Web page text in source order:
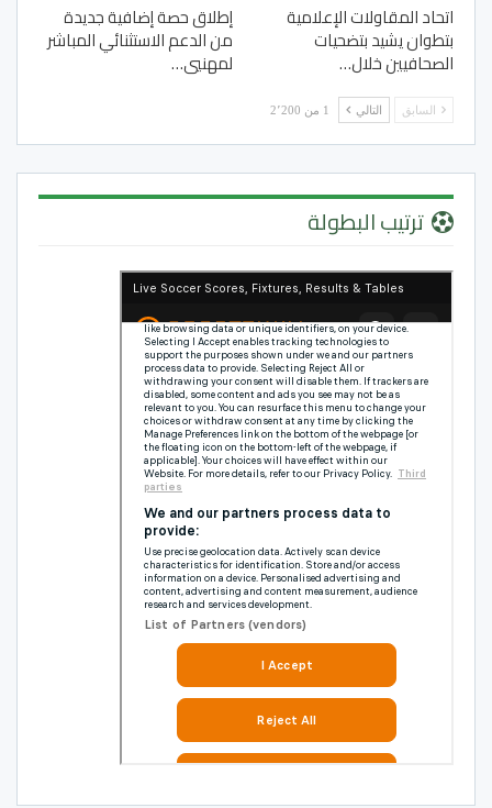
اتحاد المقاولات الإعلامية
بتطوان يشيد بتضحيات
الصحافيين خلال…
إطلاق حصة إضافية جديدة
من الدعم الاستثنائي المباشر
لمهنيي…
السابق التالي 1 من 2٬200
ترتيب البطولة